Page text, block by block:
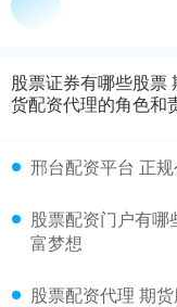
股票证券有哪些股票
货配资代理的角色和
邢台配资平台 正
股票配资门户有
富梦想
股票配资代理 期